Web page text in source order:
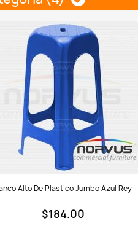
Alto De Plastico Jumbo Azul Rey
$184.00